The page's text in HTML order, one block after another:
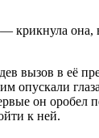
крикнула
вызов в её
опускали
он оробел
к ней.